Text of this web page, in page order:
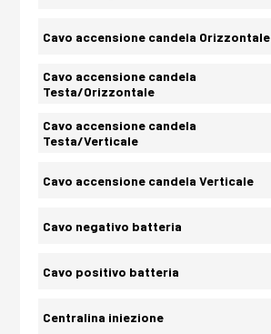
Cavo accensione candela Orizzontale
Cavo accensione candela
Testa/Orizzontale
Cavo accensione candela
Testa/Verticale
Cavo accensione candela Verticale
Cavo negativo batteria
Cavo positivo batteria
Centralina iniezione